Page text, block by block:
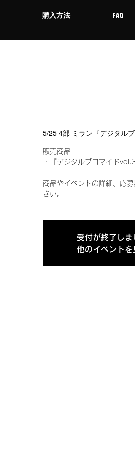
購入方法 FAQ
5/25 4部 ミラン『デジタル
販売商品
・『デジタルブロマイド
商品やイベントの詳細、応
さい。
受付が終了しま
他のイベントを